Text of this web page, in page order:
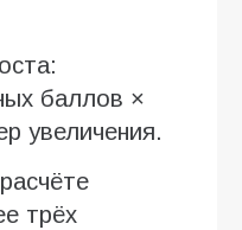
баллов ×
увеличения.
трёх